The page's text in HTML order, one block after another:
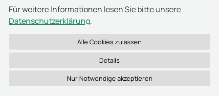
Für weitere Informationen lesen Sie bitte unsere
Datenschutzerklärung.
Details